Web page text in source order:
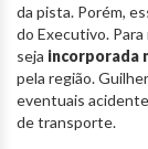
da pista. Porém,
do Executivo.
seja incorporada
pela região.
eventuais
de transporte.